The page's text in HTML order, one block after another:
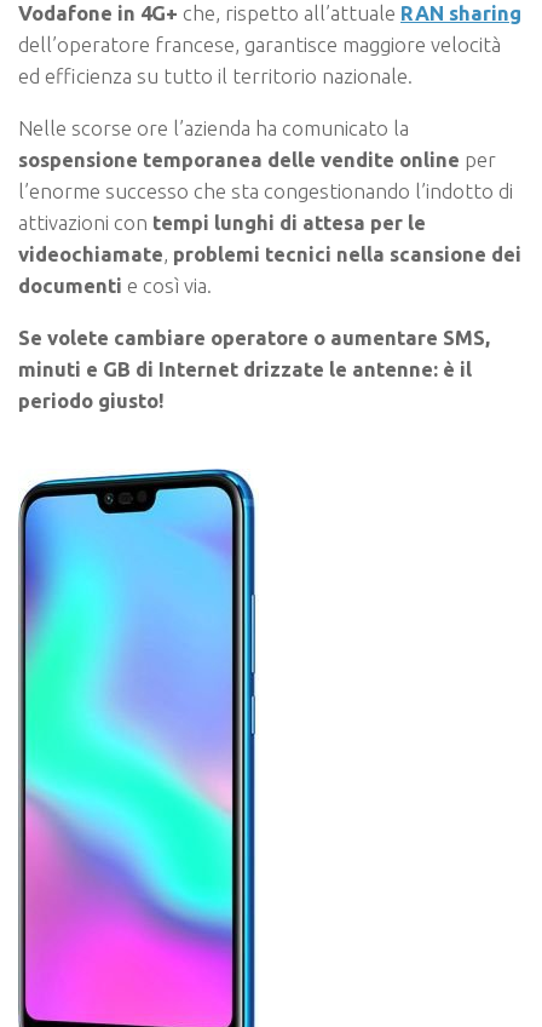
Vodafone in 4G+ che, rispetto all’attuale RAN sharing
dell’operatore francese, garantisce maggiore velocità
ed efficienza su tutto il territorio nazionale.
Nelle scorse ore l’azienda ha comunicato la
sospensione temporanea delle vendite online per
l’enorme successo che sta congestionando l’indotto di
attivazioni con tempi lunghi di attesa per le
videochiamate, problemi tecnici nella scansione dei
documenti e così via.
Se volete cambiare operatore o aumentare SMS,
minuti e GB di Internet drizzate le antenne: è il
periodo giusto!